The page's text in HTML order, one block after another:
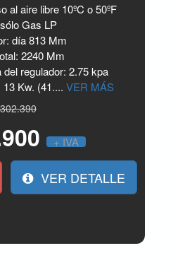
al aire libre 10ºC o 50ºF
Gas LP
día 813 Mm
2240 Mm
regulador: 2.75 kpa
Kw. (41.... VER MÁS
+ IVA
VER DETALLE